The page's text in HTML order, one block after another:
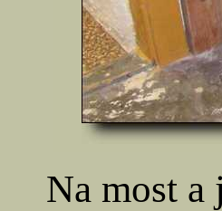
Na most a